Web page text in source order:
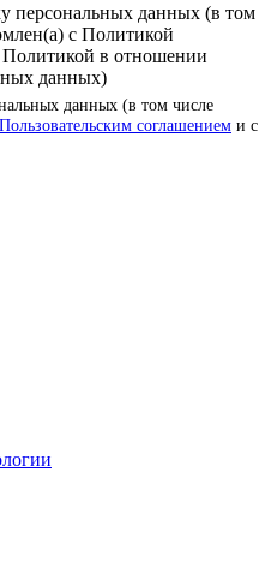
персональных данных (в том
с Политикой
Политикой в отношении
данных)
данных (в том числе
Пользовательским соглашением и с